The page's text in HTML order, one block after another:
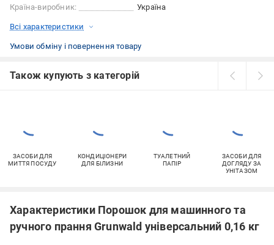
Країна-виробник:
Україна
Всі характеристики
Умови обміну і повернення товару
Також купують з категорій
ЗАСОБИ ДЛЯ
МИТТЯ ПОСУДУ
КОНДИЦІОНЕРИ
ДЛЯ БІЛИЗНИ
ТУАЛЕТНИЙ
ПАПІР
ЗАСОБИ ДЛЯ
ДОГЛЯДУ ЗА
УНІТАЗОМ
Характеристики Порошок для машинного та
ручного прання Grunwald універсальний 0,16 кг